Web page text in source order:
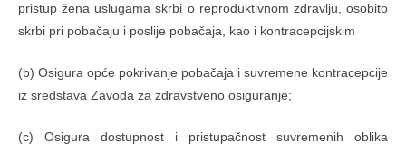
pristup žena uslugama skrbi o reproduktivnom zdravlju, osobito
skrbi pri pobačaju i poslije pobačaja, kao i kontracepcijskim
(b) Osigura opće pokrivanje pobačaja i suvremene kontracepcije
iz sredstava Zavoda za zdravstveno osiguranje;
(c) Osigura dostupnost i pristupačnost suvremenih oblika